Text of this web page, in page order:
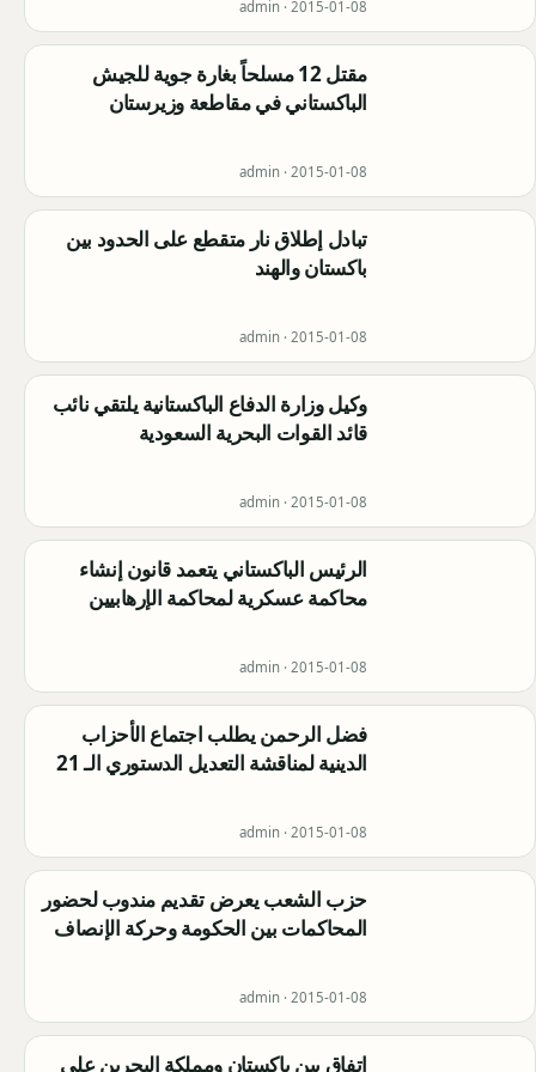
admin · 2015-01-08
مقتل 12 مسلحاً بغارة جوية للجيش
الباكستاني في مقاطعة وزيرستان
admin · 2015-01-08
تبادل إطلاق نار متقطع على الحدود بين
باكستان والهند
admin · 2015-01-08
وكيل وزارة الدفاع الباكستانية يلتقي نائب
قائد القوات البحرية السعودية
admin · 2015-01-08
الرئيس الباكستاني يتعمد قانون إنشاء
محاكمة عسكرية لمحاكمة الإرهابيين
admin · 2015-01-08
فضل الرحمن يطلب اجتماع الأحزاب
الدينية لمناقشة التعديل الدستوري الـ 21
admin · 2015-01-08
حزب الشعب يعرض تقديم مندوب لحضور
المحاكمات بين الحكومة وحركة الإنصاف
admin · 2015-01-08
اتفاق بين باكستان ومملكة البحرين على